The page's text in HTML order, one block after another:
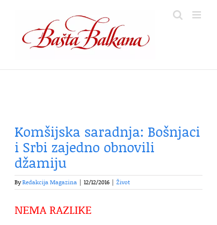
content
Komšijska saradnja: Bošnjaci
i Srbi zajedno obnovili
džamiju
ByRedakcija Magazina 12/12/2016 Život
NEMA RAZLIKE